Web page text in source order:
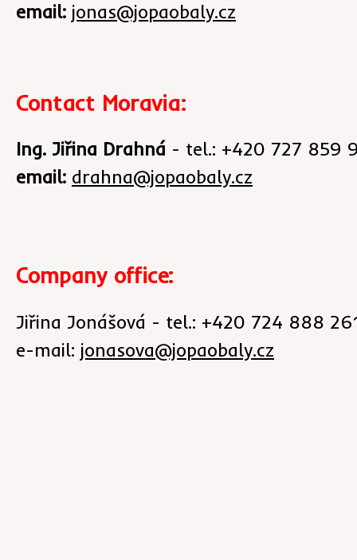
email: jonas@jopaobaly.cz
Contact Moravia:
Ing. Jiřina Drahná - tel.: +420 727 859
email: drahna@jopaobaly.cz
Company office:
Jiřina Jonášová - tel.: +420 724 888
e-mail: jonasova@jopaobaly.cz